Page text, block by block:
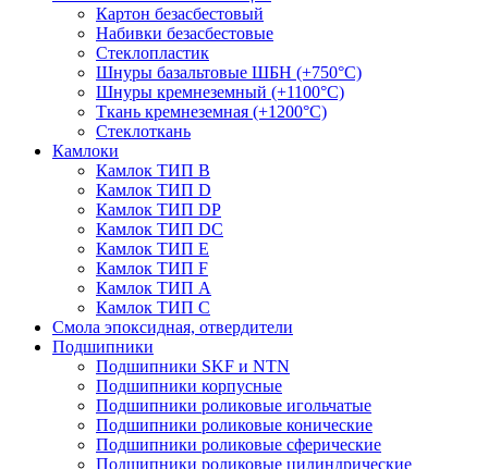
Картон безасбестовый
Набивки безасбестовые
Стеклопластик
Шнуры базальтовые ШБН (+750°С)
Шнуры кремнеземный (+1100°С)
Ткань кремнеземная (+1200°С)
Стеклоткань
Камлоки
Камлок ТИП B
Камлок ТИП D
Камлок ТИП DP
Камлок ТИП DС
Камлок ТИП E
Камлок ТИП F
Камлок ТИП А
Камлок ТИП С
Смола эпоксидная, отвердители
Подшипники
Подшипники SKF и NTN
Подшипники корпусные
Подшипники роликовые игольчатые
Подшипники роликовые конические
Подшипники роликовые сферические
Подшипники роликовые цилиндрические